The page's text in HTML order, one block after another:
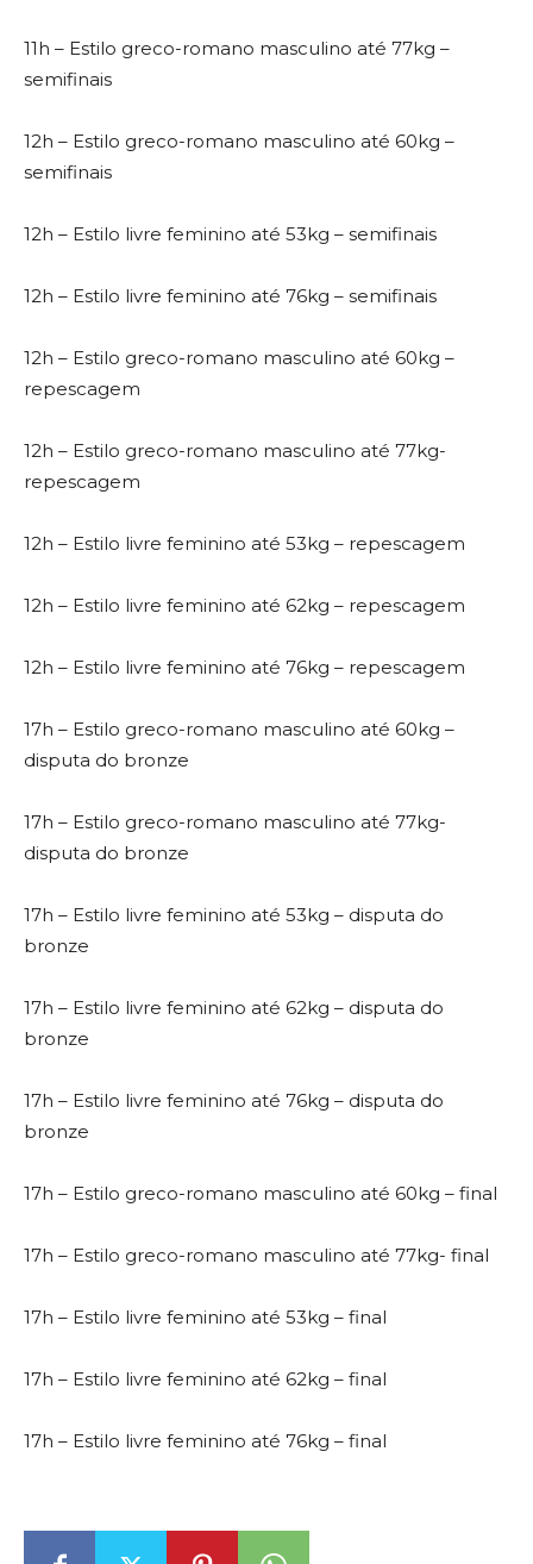
11h – Estilo greco-romano masculino até 77kg –
semifinais
12h – Estilo greco-romano masculino até 60kg –
semifinais
12h – Estilo livre feminino até 53kg – semifinais
12h – Estilo livre feminino até 76kg – semifinais
12h – Estilo greco-romano masculino até 60kg –
repescagem
12h – Estilo greco-romano masculino até 77kg-
repescagem
12h – Estilo livre feminino até 53kg – repescagem
12h – Estilo livre feminino até 62kg – repescagem
12h – Estilo livre feminino até 76kg – repescagem
17h – Estilo greco-romano masculino até 60kg –
disputa do bronze
17h – Estilo greco-romano masculino até 77kg-
disputa do bronze
17h – Estilo livre feminino até 53kg – disputa do
bronze
17h – Estilo livre feminino até 62kg – disputa do
bronze
17h – Estilo livre feminino até 76kg – disputa do
bronze
17h – Estilo greco-romano masculino até 60kg – final
17h – Estilo greco-romano masculino até 77kg- final
17h – Estilo livre feminino até 53kg – final
17h – Estilo livre feminino até 62kg – final
17h – Estilo livre feminino até 76kg – final